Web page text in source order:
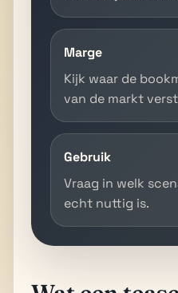
Marge
Kijk waar de
van de markt
Gebruik
Vraag in welk
echt nuttig is.